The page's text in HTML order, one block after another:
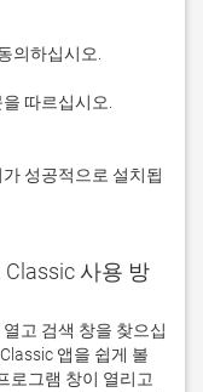
사용 방
고 검색 창을 찾으십
앱을 쉽게 볼
로그램 창이 열리고